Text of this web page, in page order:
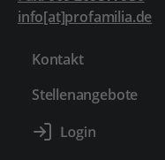
info[at]profamilia.de
Kontakt
Stellenangebote